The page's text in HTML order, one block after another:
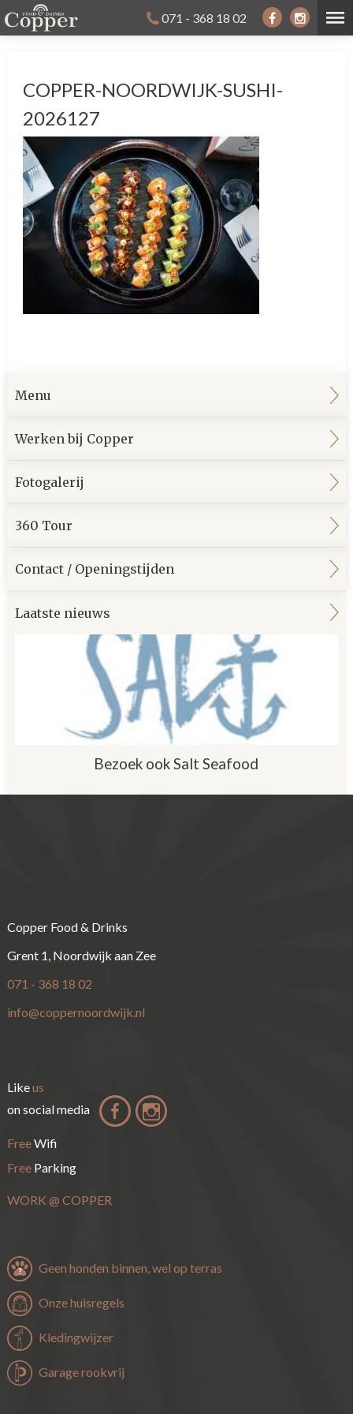
071 - 368 18 02
COPPER-NOORDWIJK-SUSHI-
2026127
Menu
Werken bij Copper
Fotogalerij
360 Tour
Contact / Openingstijden
Laatste nieuws
Bezoek ook Salt Seafood
Copper Food & Drinks
Grent 1, Noordwijk aan Zee
071 - 368 18 02
info@coppernoordwijk.nl
Likeus
on social media
FreeWifi
FreeParking
WORK @ COPPER
Geen honden binnen, wel op terras
Onze huisregels
Kledingwijzer
Garage rookvrij